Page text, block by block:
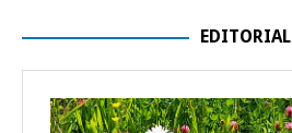
EDITORIAL